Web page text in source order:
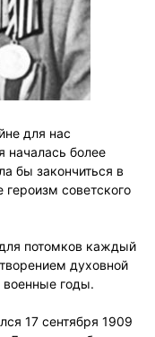
для нас
началась более
бы закончиться в
советского
потомков каждый
духовной
военные годы.
17 сентября 1909